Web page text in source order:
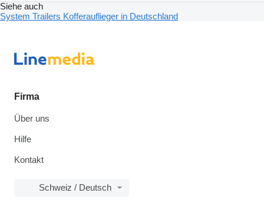
Siehe auch
System Trailers Kofferauflieger in Deutschland
Firma
Über uns
Hilfe
Kontakt
Schweiz / Deutsch